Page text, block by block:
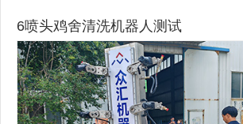
6喷头鸡舍清洗机器人测试